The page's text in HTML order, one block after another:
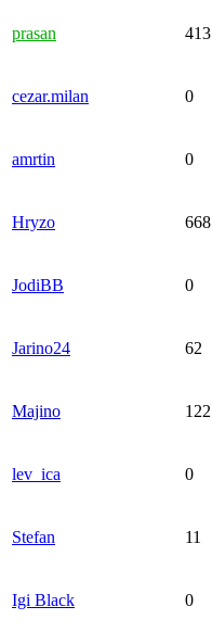
prasan 413
cezar.milan 0
amrtin 0
Hryzo 668
JodiBB 0
Jarino24 62
Majino 122
lev_ica 0
Stefan 11
Igi Black 0